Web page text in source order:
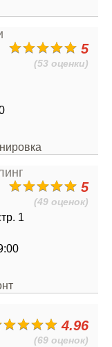
5
(53 оценки)
5
(49 оценок)
1
4.96
(69 оценок)